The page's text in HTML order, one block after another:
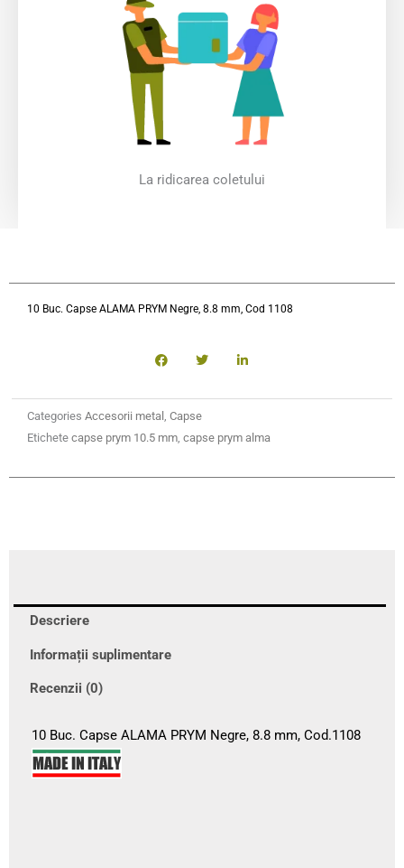
La ridicarea coletului
10 Buc. Capse ALAMA PRYM Negre, 8.8 mm, Cod 1108
Categories Accesorii metal , Capse
Etichete capse prym 10.5 mm, capse prym alma
Descriere
Informații suplimentare
Recenzii (0)
10 Buc. Capse ALAMA PRYM Negre, 8.8 mm, Cod.1108